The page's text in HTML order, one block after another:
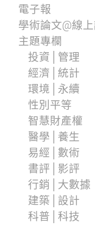
電子報
學術論文@線
主題專欄
投資│管理
經濟│統計
環境│永續
性別平等
智慧財產權
醫學│養生
易經│數術
書評│影評
行銷│大數據
建築│設計
科普│科技